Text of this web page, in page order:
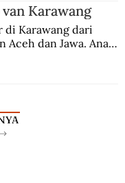
Karawang
di Karawang dari
Aceh dan Jawa. Anak